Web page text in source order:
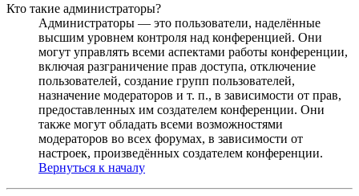
Кто такие администраторы?
Администраторы — это пользователи, наделённые
высшим уровнем контроля над конференцией. Они
могут управлять всеми аспектами работы конференции,
включая разграничение прав доступа, отключение
пользователей, создание групп пользователей,
назначение модераторов и т. п., в зависимости от прав,
предоставленных им создателем конференции. Они
также могут обладать всеми возможностями
модераторов во всех форумах, в зависимости от
настроек, произведённых создателем конференции.
Вернуться к началу